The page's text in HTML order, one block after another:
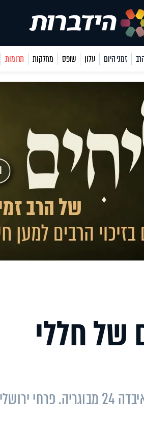
זמני היום עלון שופס מחלקות תרומות
של חללי
מכינת "בני דוד" עלי ספגה בשנה האחרונה מהלומה קשה, ואיבדה 24 מבוגריה. פרחי